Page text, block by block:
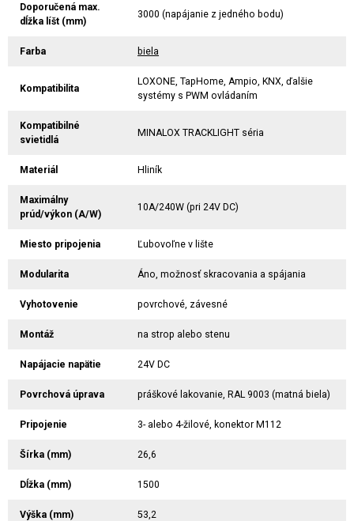
Doporučená max.
dĺžka líšt (mm)
3000 (napájanie z jedného bodu)
Farba biela
Kompatibilita
LOXONE, TapHome, Ampio, KNX, ďalšie
systémy s PWM ovládaním
Kompatibilné
svietidlá
MINALOX TRACKLIGHT séria
Materiál Hliník
Maximálny
prúd/výkon (A/W)
10A/240W (pri 24V DC)
Miesto pripojenia Ľubovoľne v lište
Modularita Áno, možnosť skracovania a spájania
Vyhotovenie povrchové, závesné
Montáž na strop alebo stenu
Napájacie napätie 24V DC
Povrchová úprava práškové lakovanie, RAL 9003 (matná biela)
Pripojenie 3- alebo 4-žilové, konektor M112
Šírka (mm) 26,6
Dĺžka (mm) 1500
Výška (mm) 53,2